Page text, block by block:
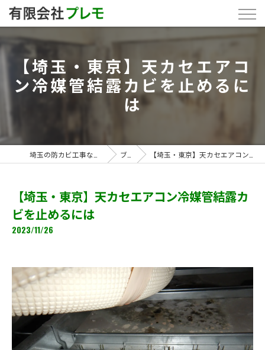
【埼玉・東京】天カセエアコ
ン冷媒管結露カビを止めるに
は
ブログ 【埼玉・東京】天カセエアコン冷媒管結露カビを止めるには
【埼玉・東京】天カセエアコン冷媒管結露カ
ビを止めるには
2023/11/26